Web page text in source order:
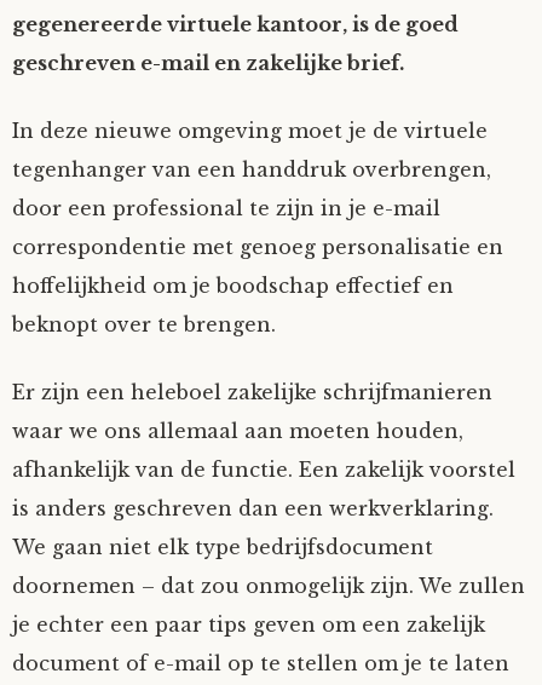
gegenereerde virtuele kantoor, is de goed
geschreven e-mail en zakelijke brief.
In deze nieuwe omgeving moet je de virtuele
tegenhanger van een handdruk overbrengen,
door een professional te zijn in je e-mail
correspondentie met genoeg personalisatie en
hoffelijkheid om je boodschap effectief en
beknopt over te brengen.
Er zijn een heleboel zakelijke schrijfmanieren
waar we ons allemaal aan moeten houden,
afhankelijk van de functie. Een zakelijk voorstel
is anders geschreven dan een werkverklaring.
We gaan niet elk type bedrijfsdocument
doornemen – dat zou onmogelijk zijn. We zullen
je echter een paar tips geven om een zakelijk
document of e-mail op te stellen om je te laten